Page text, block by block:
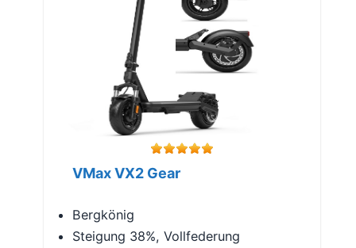
VMax VX2 Gear
Bergkönig
Steigung 38%, Vollfederung